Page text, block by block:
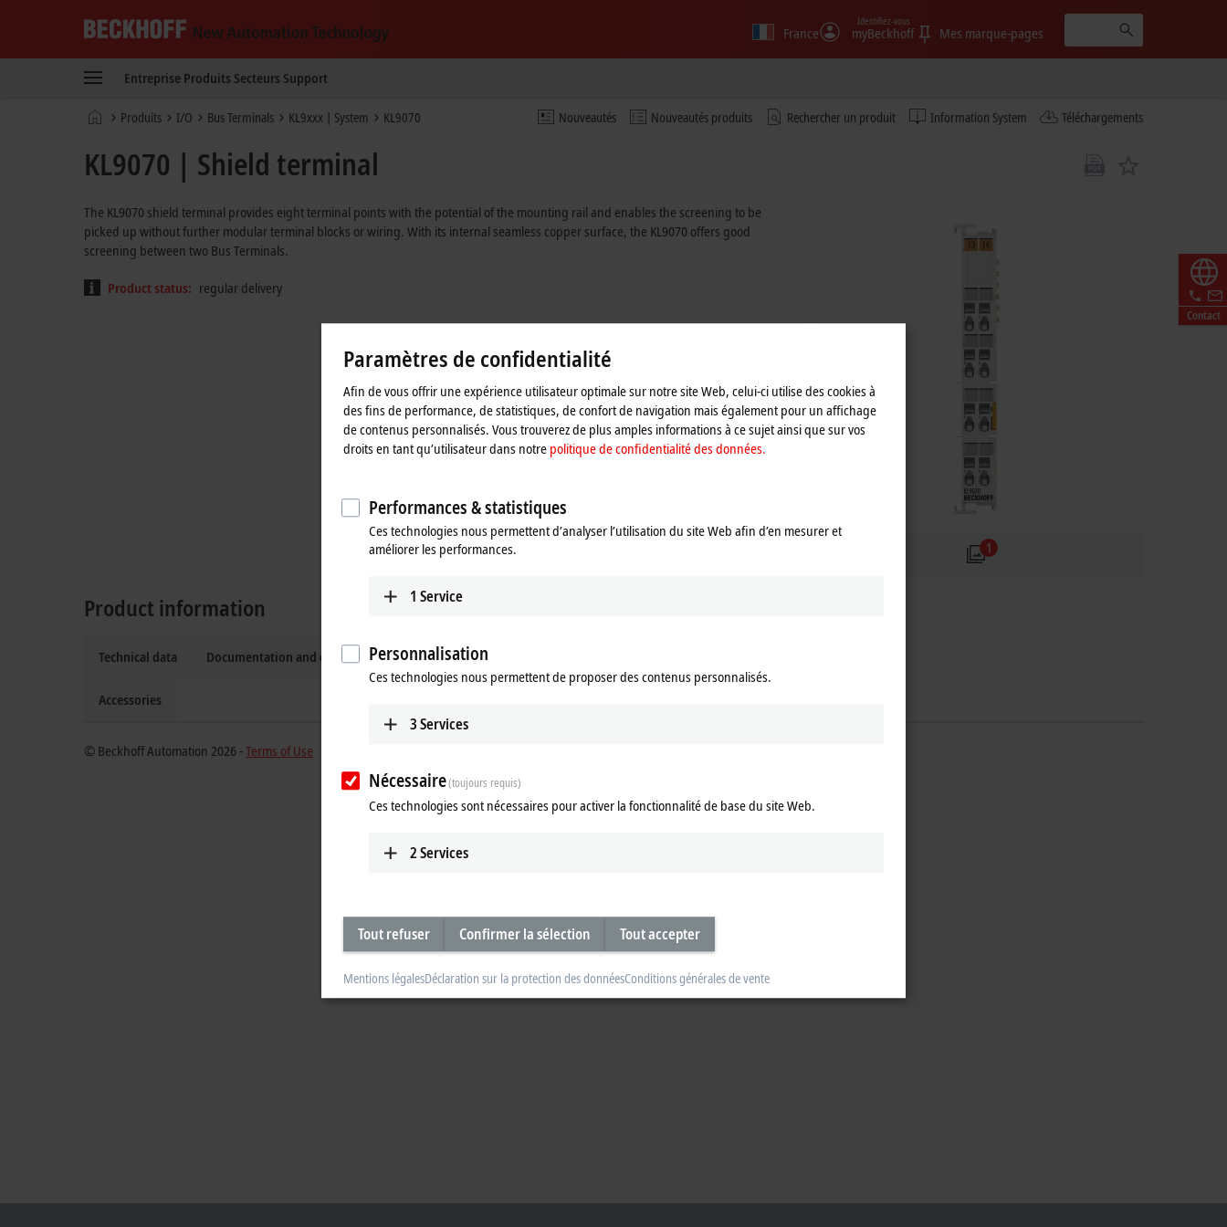
New
Technology
France myBeckhoff
Identifiez-vous
Mes marque-pages
Entreprise Produits Secteurs Support
Nouveautés Nouveautés produits Rechercher un produit Information System Téléchargements
Page
Produits I/O Bus Terminals KL9xxx | System KL9070
Contact
KL9070 | Shield terminal
1
The KL9070 shield terminal provides eight terminal points with the potential of the mounting rail and enables the screening to be
picked up without further modular terminal blocks or wiring. With its internal seamless copper surface, the KL9070 offers good
screening between two Bus Terminals.
Product status: regular delivery
Product information
Technical data
Accessories
Documentation and downloads
© Beckhoff Automation 2026 -Terms of Use
Paramètres de confidentialité
Afin de vous offrir une expérience utilisateur optimale sur notre site Web, celui-ci utilise des cookies à
des fins de performance, de statistiques, de confort de navigation mais également pour un affichage
de contenus personnalisés. Vous trouverez de plus amples informations à ce sujet ainsi que sur vos
droits en tant qu’utilisateur dans notre politique de confidentialité des données.
Performances & statistiques
Ces technologies nous permettent d’analyser l’utilisation du site Web afin d’en mesurer et
améliorer les performances.
1 Service
Personnalisation
Ces technologies nous permettent de proposer des contenus personnalisés.
3Services
Nécessaire(toujours requis)
Ces technologies sont nécessaires pour activer la fonctionnalité de base du site Web.
2Services
Tout refuser Confirmer la sélection Tout accepter
Mentions légalesDéclaration sur la protection des donnéesConditions générales de vente